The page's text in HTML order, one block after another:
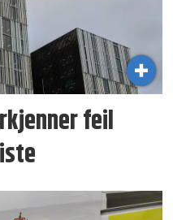
feil